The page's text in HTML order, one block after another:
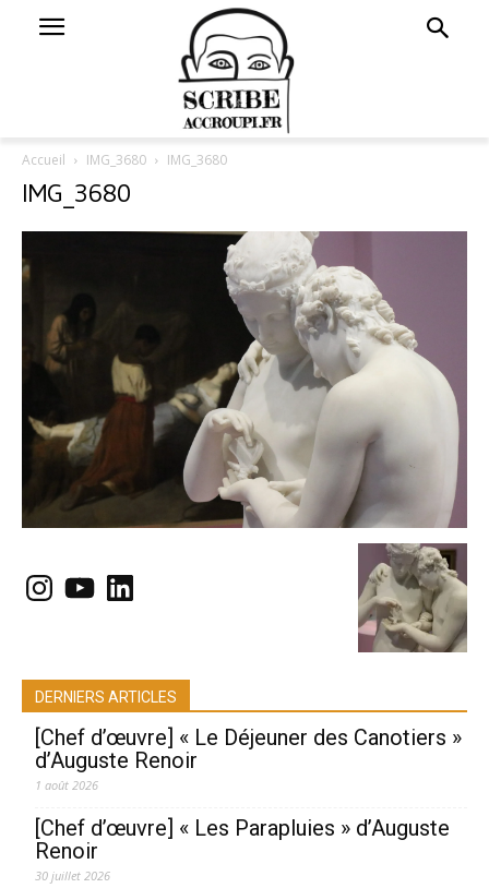
Accueil IMG_3680 IMG_3680
IMG_3680
Instagram
YouTubeLinkedIn
DERNIERS ARTICLES
[Chef d’œuvre] « Le Déjeuner des Canotiers »
d’Auguste Renoir
1 août 2026
[Chef d’œuvre] « Les Parapluies » d’Auguste
Renoir
30 juillet 2026